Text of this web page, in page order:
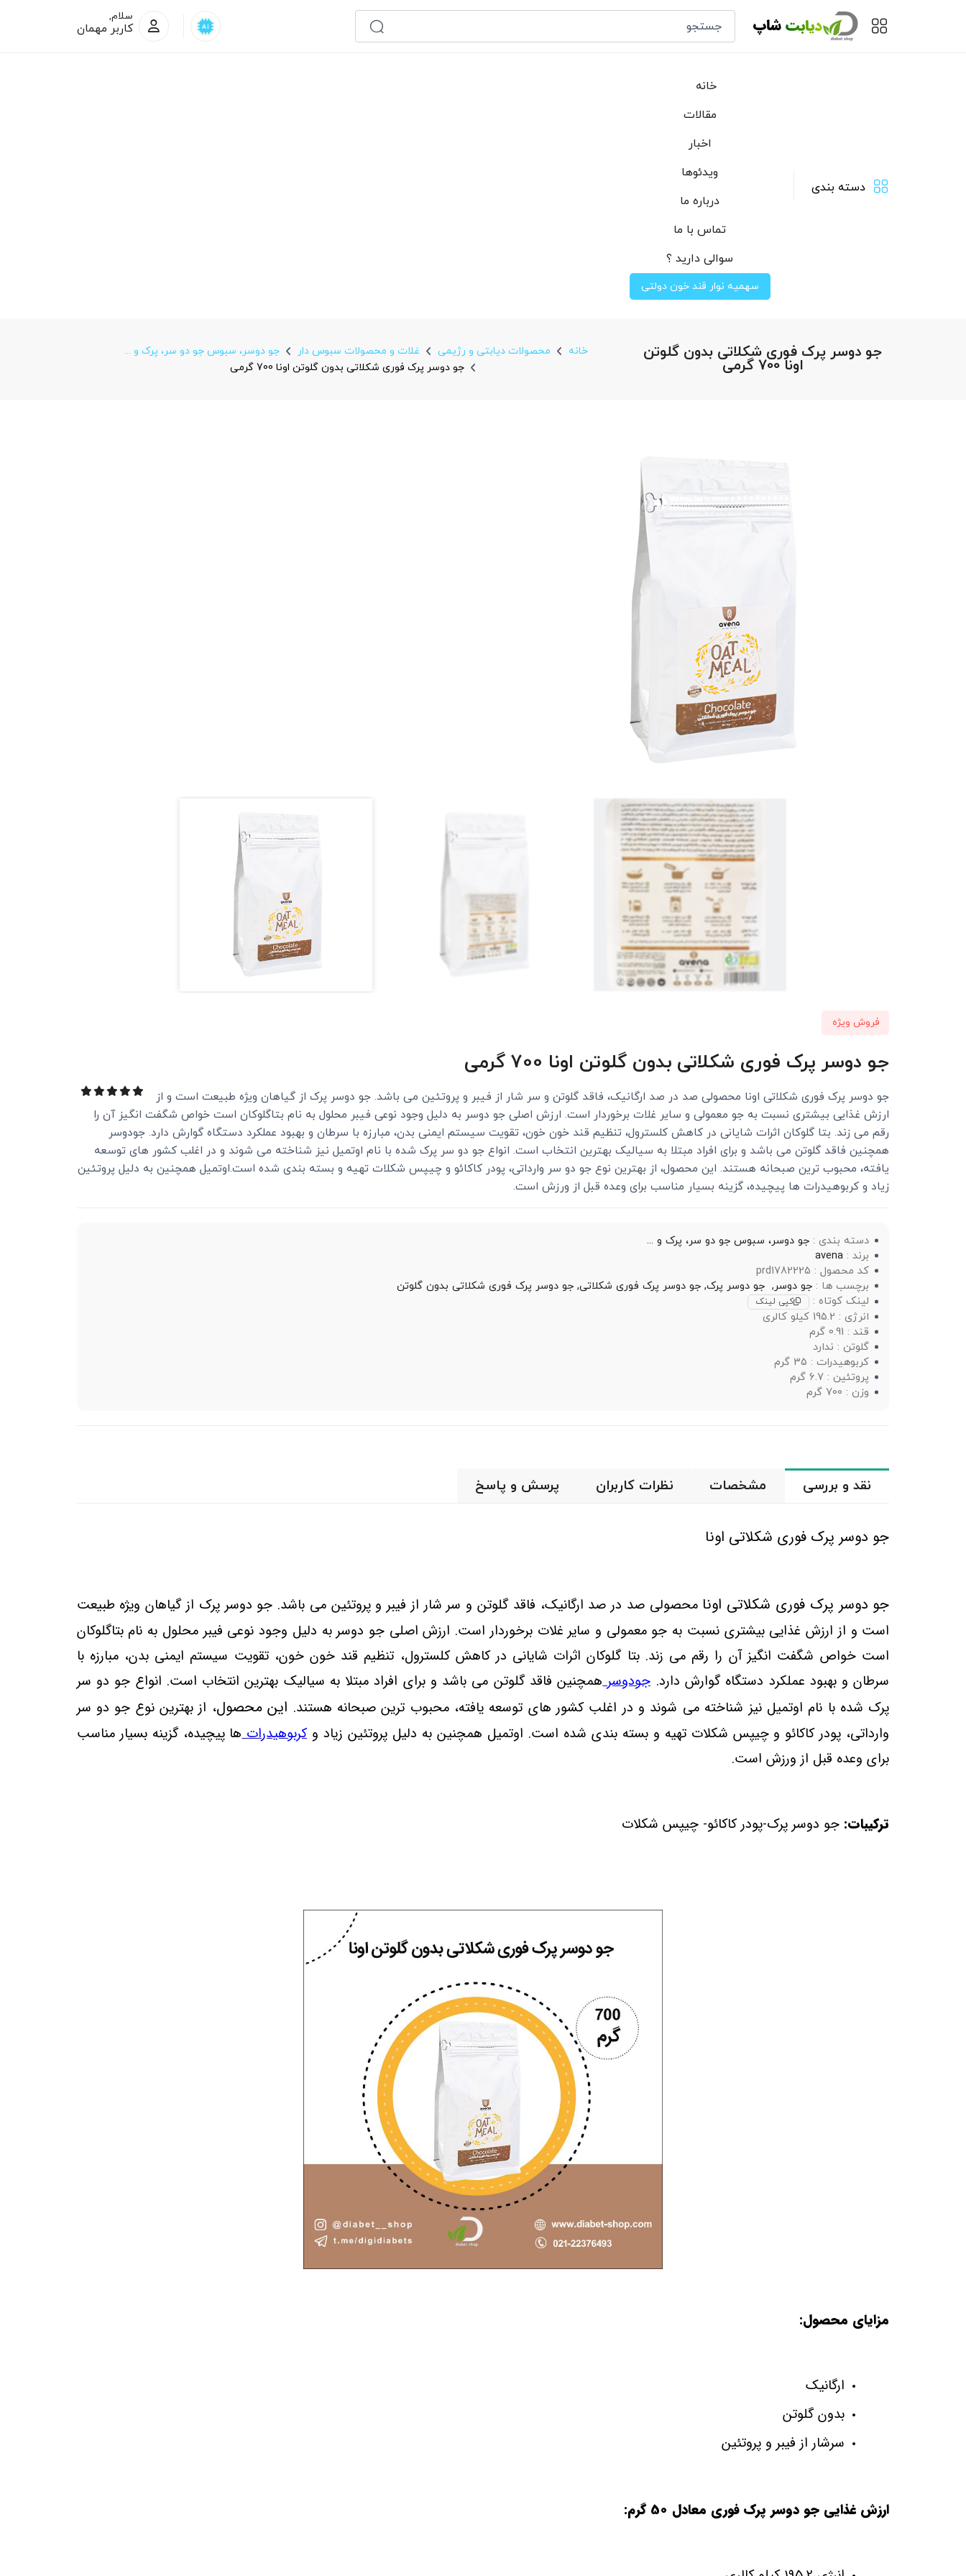
سلام,
کاربر مهمان
دسته بندی
خانه
مقالات
اخبار
ویدئوها
درباره ما
تماس با ما
سوالی دارید ؟
سهمیه نوار قند خون دولتی
جو دوسر پرک فوری شکلاتی بدون گلوتن
اونا 700 گرمی
خانه محصولات دیابتی و رژیمی غلات و محصولات سبوس دار
جو دوسر، سبوس جو دو سر، پرک و ...
جو دوسر پرک فوری شکلاتی بدون گلوتن اونا 700 گرمی
فروش ویژه
جو دوسر پرک فوری شکلاتی بدون گلوتن اونا 700 گرمی
جو دوسر پرک فوری شکلاتی اونا محصولی صد در صد ارگانیک، فاقد گلوتن و سر شار از فیبر و پروتئین می باشد. جو دوسر پرک از گیاهان ویژه طبیعت است و از
ارزش غذایی بیشتری نسبت به جو معمولی و سایر غلات برخوردار است. ارزش اصلی جو دوسر به دلیل وجود نوعی فیبر محلول به نام بتاگلوکان است خواص شگفت انگیز آن را
رقم می زند. بتا گلوکان اثرات شایانی در کاهش کلسترول، تنظیم قند خون خون، تقویت سیستم ایمنی بدن، مبارزه با سرطان و بهبود عملکرد دستگاه گوارش دارد. جودوسر
همچنین فاقد گلوتن می باشد و برای افراد مبتلا به سیالیک بهترین انتخاب است. انواع جو دو سر پرک شده با نام اوتمیل نیز شناخته می شوند و در اغلب کشور های توسعه
یافته، محبوب ترین صبحانه هستند. این محصول، از بهترین نوع جو دو سر وارداتی، پودر کاکائو و چیپس شکلات تهیه و بسته بندی شده است.اوتمیل همچنین به دلیل پروتئین
زیاد و کربوهیدرات ها پیچیده، گزینه بسیار مناسب برای وعده قبل از ورزش است.
دسته بندی : جو دوسر، سبوس جو دو سر، پرک و ...
برند : avena
کد محصول : prd1782225
برچسب ها : جو دوسر, جو دوسر پرک, جو دوسر پرک فوری شکلاتی, جو دوسر پرک فوری شکلاتی بدون گلوتن
لینک کوتاه :
کپی لینک
انرژی : 195.2 کیلو کالری
قند : 0.91 گرم
گلوتن : ندارد
کربوهیدرات : 35 گرم
پروتئین : 6.7 گرم
وزن : 700 گرم
نقد و بررسی مشخصات نظرات کاربران پرسش و پاسخ
جو دوسر پرک فوری شکلاتی اونا
جو دوسر پرک فوری شکلاتی اونا محصولی صد در صد ارگانیک، فاقد گلوتن و سر شار از فیبر و پروتئین می باشد. جو دوسر پرک از گیاهان ویژه طبیعت
است و از ارزش غذایی بیشتری نسبت به جو معمولی و سایر غلات برخوردار است. ارزش اصلی جو دوسر به دلیل وجود نوعی فیبر محلول به نام بتاگلوکان
است خواص شگفت انگیز آن را رقم می زند. بتا گلوکان اثرات شایانی در کاهش کلسترول، تنظیم قند خون خون، تقویت سیستم ایمنی بدن، مبارزه با
سرطان و بهبود عملکرد دستگاه گوارش دارد. جودوسرهمچنین فاقد گلوتن می باشد و برای افراد مبتلا به سیالیک بهترین انتخاب است. انواع جو دو سر
پرک شده با نام اوتمیل نیز شناخته می شوند و در اغلب کشور های توسعه یافته، محبوب ترین صبحانه هستند. این محصول، از بهترین نوع جو دو سر
وارداتی، پودر کاکائو و چیپس شکلات تهیه و بسته بندی شده است. اوتمیل همچنین به دلیل پروتئین زیاد و کربوهیدراتها پیچیده، گزینه بسیار مناسب
برای وعده قبل از ورزش است.
ترکیبات: جو دوسر پرک-پودر کاکائو- چیپس شکلات
مزایای محصول:
ارگانیک
بدون گلوتن
سرشار از فیبر و پروتئین
ارزش غذایی جو دوسر پرک فوری معادل 50 گرم: